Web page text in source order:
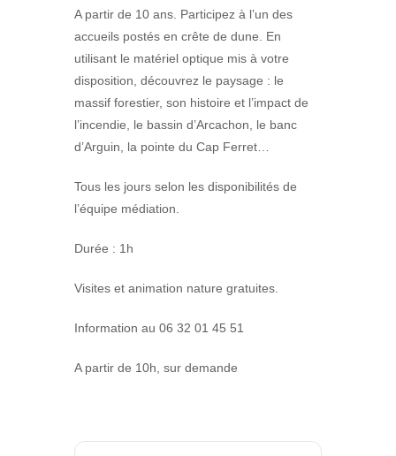
A partir de 10 ans. Participez à l’un des
accueils postés en crête de dune. En
utilisant le matériel optique mis à votre
disposition, découvrez le paysage : le
massif forestier, son histoire et l’impact de
l’incendie, le bassin d’Arcachon, le banc
d’Arguin, la pointe du Cap Ferret…
Tous les jours selon les disponibilités de
l’équipe médiation.
Durée : 1h
Visites et animation nature gratuites.
Information au 06 32 01 45 51
A partir de 10h, sur demande